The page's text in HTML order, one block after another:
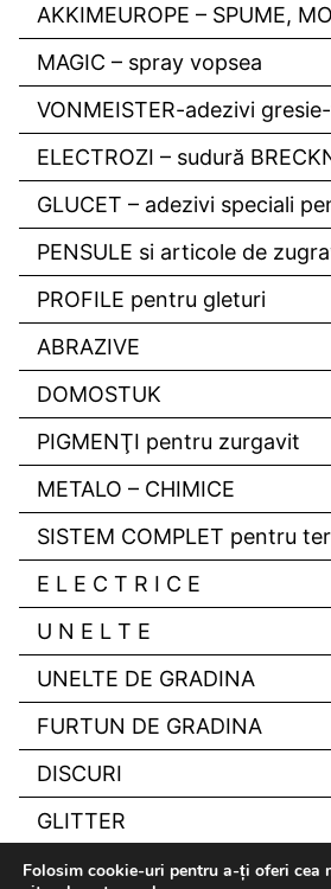
AKKIMEUROPE – SPUME,
MAGIC – spray vopsea
VONMEISTER-adezivi
ELECTROZI – sudură
GLUCET – adezivi speciali
PENSULE si articole de
PROFILE pentru gleturi
ABRAZIVE
DOMOSTUK
PIGMENŢI pentru zurgavit
METALO – CHIMICE
SISTEM COMPLET pentru
E L E C T R I C E
U N E L T E
UNELTE DE GRADINA
FURTUN DE GRADINA
DISCURI
GLITTER
Folosim cookie-uri pentru a-ți oferi cea